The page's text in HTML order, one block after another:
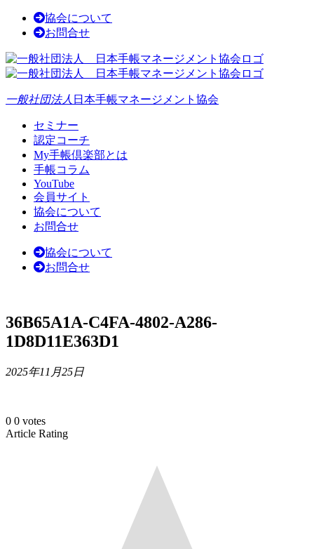
協会について
お問合せ
一般社団法人 日本手帳マネージメント協会
セミナー
認定コーチ
My手帳倶楽部とは
手帳コラム
YouTube
会員サイト
協会について
お問合せ
協会について
お問合せ
36B65A1A-C4FA-4802-A286-
1D8D11E363D1
2025年11月25日
0 0 votes
Article Rating